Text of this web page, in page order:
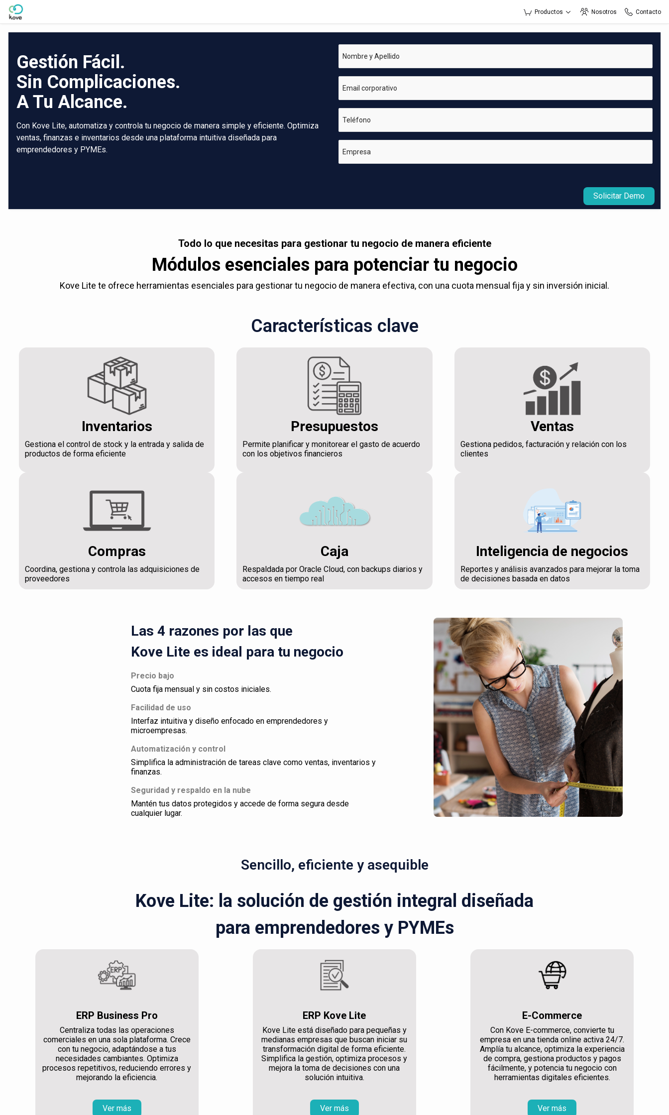
Skip to Main Content
Productos Nosotros Contacto
Gestión Fácil.
Sin Complicaciones.
A Tu Alcance.
Con Kove Lite, automatiza y controla tu negocio de manera simple y eficiente. Optimiza
ventas, finanzas e inventarios desde una plataforma intuitiva diseñada para
emprendedores y PYMEs.
Nombre y Apellido
Email corporativo
Teléfono
Empresa
Solicitar Demo
Todo lo que necesitas para gestionar tu negocio de manera eficiente
Módulos esenciales para potenciar tu negocio
Kove Lite te ofrece herramientas esenciales para gestionar tu negocio de manera efectiva, con una cuota mensual fija y sin inversión inicial.
Características clave
Inventarios
Gestiona el control de stock y la entrada y salida de
productos de forma eficiente
Presupuestos
Permite planificar y monitorear el gasto de acuerdo
con los objetivos financieros
Ventas
Gestiona pedidos, facturación y relación con los
clientes
Compras
Coordina, gestiona y controla las adquisiciones de
proveedores
Caja
Respaldada por Oracle Cloud, con backups diarios y
accesos en tiempo real
Inteligencia de negocios
Reportes y análisis avanzados para mejorar la toma
de decisiones basada en datos
Las 4 razones por las que
Kove Lite es ideal para tu negocio
Precio bajo
Cuota fija mensual y sin costos iniciales.
Facilidad de uso
Interfaz intuitiva y diseño enfocado en emprendedores y
microempresas.
Automatización y control
Simplifica la administración de tareas clave como ventas, inventarios y
finanzas.
Seguridad y respaldo en la nube
Mantén tus datos protegidos y accede de forma segura desde
cualquier lugar.
Sencillo, eficiente y asequible
Kove Lite: la solución de gestión integral diseñada
para emprendedores y PYMEs
ERP Business Pro
Centraliza todas las operaciones
comerciales en una sola plataforma. Crece
con tu negocio, adaptándose a tus
necesidades cambiantes. Optimiza
procesos repetitivos, reduciendo errores y
mejorando la eficiencia.
Ver más
ERP Kove Lite
Kove Lite está diseñado para pequeñas y
medianas empresas que buscan iniciar su
transformación digital de forma eficiente.
Simplifica la gestión, optimiza procesos y
mejora la toma de decisiones con una
solución intuitiva.
Ver más
E-Commerce
Con Kove E-commerce, convierte tu
empresa en una tienda online activa 24/7.
Amplía tu alcance, optimiza la experiencia
de compra, gestiona productos y pagos
fácilmente, y potencia tu negocio con
herramientas digitales eficientes.
Ver más